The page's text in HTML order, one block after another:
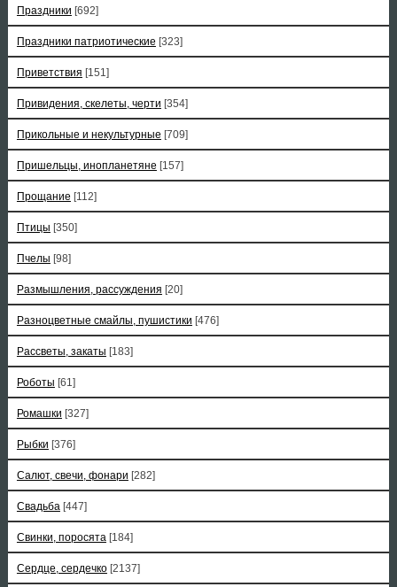
Праздники [692]
Праздники патриотические [323]
Приветствия [151]
Привидения, скелеты, черти [354]
Прикольные и некультурные [709]
Пришельцы, инопланетяне [157]
Прощание [112]
Птицы [350]
Пчелы [98]
Размышления, рассуждения [20]
Разноцветные смайлы, пушистики [476]
Рассветы, закаты [183]
Роботы [61]
Ромашки [327]
Рыбки [376]
Салют, свечи, фонари [282]
Свадьба [447]
Свинки, поросята [184]
Сердце, сердечко [2137]